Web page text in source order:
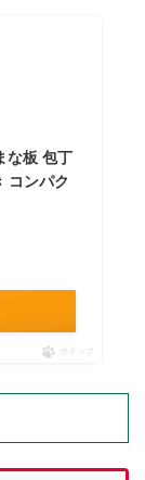
な板 包丁
コンパク
ポチップ